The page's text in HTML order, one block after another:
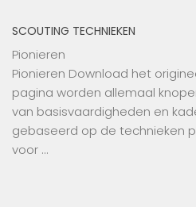
SCOUTING TECHNIEKEN
Pionieren
Pionieren Download het
pagina worden allemaal
van basisvaardigheden en
gebaseerd op de technieken
voor …